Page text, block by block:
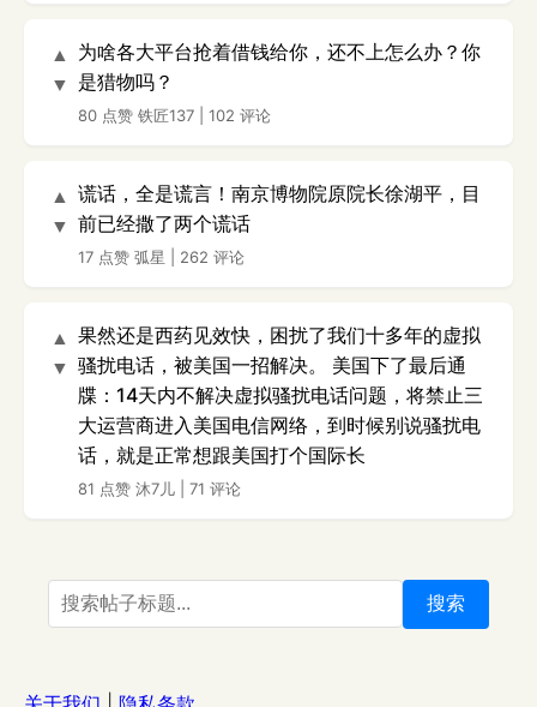
▲
▼
为啥各大平台抢着借钱给你，还不上怎么办？你
是猎物吗？
80 点赞 铁匠137 102 评论
▲
▼
谎话，全是谎言！南京博物院原院长徐湖平，目
前已经撒了两个谎话
17 点赞 弧星 262 评论
▲
▼
果然还是西药见效快，困扰了我们十多年的虚拟
骚扰电话，被美国一招解决。 美国下了最后通
牒：14天内不解决虚拟骚扰电话问题，将禁止三
大运营商进入美国电信网络，到时候别说骚扰电
话，就是正常想跟美国打个国际长
81 点赞 沐7儿 71 评论
搜索